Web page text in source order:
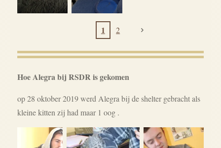
1 2
Hoe Alegra bij RSDR is gekomen
op 28 oktober 2019 werd Alegra bij de shelter gebracht als
kleine kitten zij had maar 1 oog .